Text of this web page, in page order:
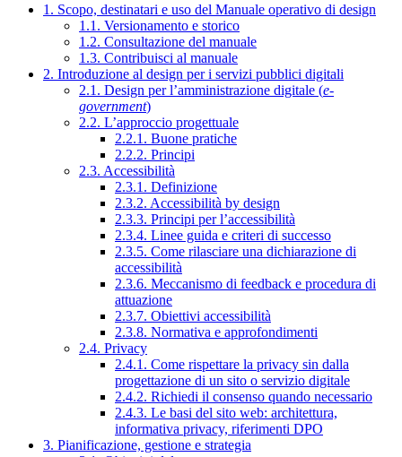
1. Scopo, destinatari e uso del Manuale operativo di design
1.1. Versionamento e storico
1.2. Consultazione del manuale
1.3. Contribuisci al manuale
2. Introduzione al design per i servizi pubblici digitali
2.1. Design per l’amministrazione digitale (e-
government)
2.2. L’approccio progettuale
2.2.1. Buone pratiche
2.2.2. Principi
2.3. Accessibilità
2.3.1. Definizione
2.3.2. Accessibilità by design
2.3.3. Principi per l’accessibilità
2.3.4. Linee guida e criteri di successo
2.3.5. Come rilasciare una dichiarazione di
accessibilità
2.3.6. Meccanismo di feedback e procedura di
attuazione
2.3.7. Obiettivi accessibilità
2.3.8. Normativa e approfondimenti
2.4. Privacy
2.4.1. Come rispettare la privacy sin dalla
progettazione di un sito o servizio digitale
2.4.2. Richiedi il consenso quando necessario
2.4.3. Le basi del sito web: architettura,
informativa privacy, riferimenti DPO
3. Pianificazione, gestione e strategia